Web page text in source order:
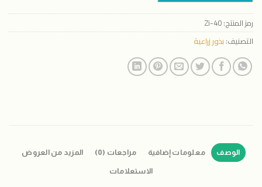
رمز المنتج:Zi-40
التصنيف: بذور زراعية
الوصف معلومات إضافية مراجعات (0) المزيد من العروض
الاستعلامات